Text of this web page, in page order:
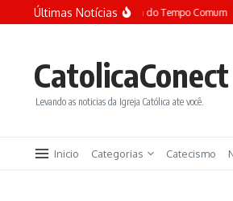
Ir para o conteúdo
Últimas Notícias
Terça-feira da 13ª semana do Tempo Comum
CatolicaConect
Levando as noticias da Igreja Católica ate você.
Inicio Categorias Catecismo